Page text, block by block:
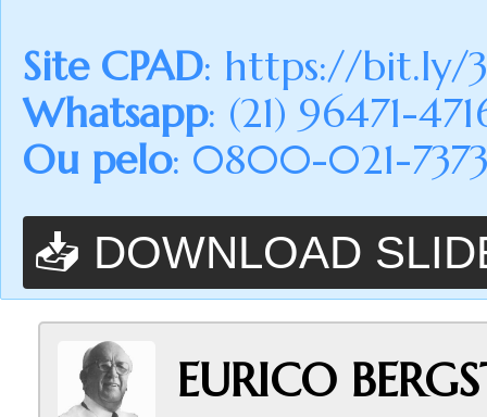
Site CPAD: https://bit.ly/
Whatsapp: (21) 96471-
Ou pelo: 0800-021-7373
📥 DOWNLOAD
EURICO